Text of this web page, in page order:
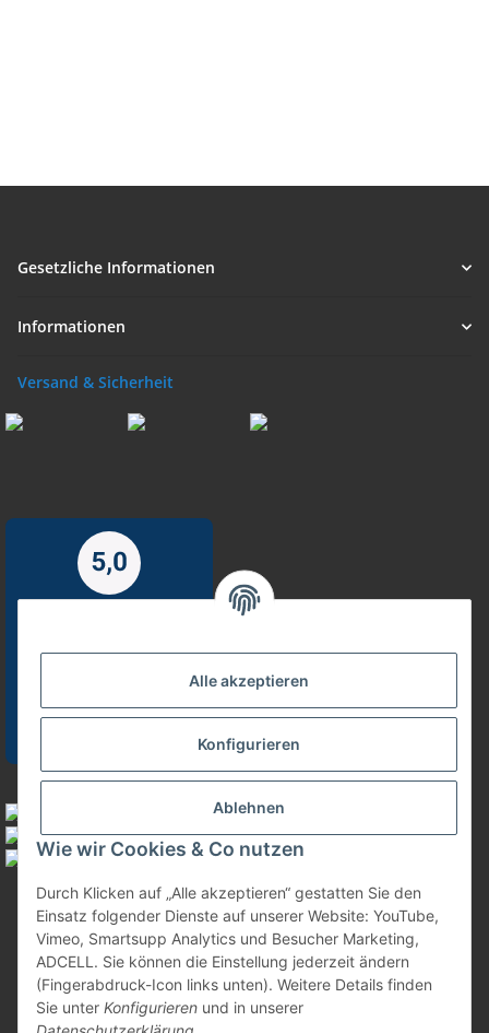
Alle akzeptieren
Konfigurieren
Ablehnen
Wie wir Cookies & Co nutzen
Durch Klicken auf „Alle akzeptieren“ gestatten Sie den
Einsatz folgender Dienste auf unserer Website: YouTube,
Vimeo, Smartsupp Analytics und Besucher Marketing,
ADCELL. Sie können die Einstellung jederzeit ändern
(Fingerabdruck-Icon links unten). Weitere Details finden
Sie unter Konfigurieren und in unserer
Gesetzliche Informationen
Informationen
Versand & Sicherheit
Zahlungsmöglichkeiten
Vertrag widerrufen